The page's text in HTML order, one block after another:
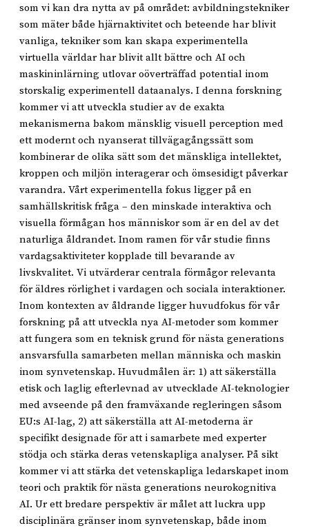
som vi kan dra nytta av på området: avbildningstekniker
som mäter både hjärnaktivitet och beteende har blivit
vanliga, tekniker som kan skapa experimentella
virtuella världar har blivit allt bättre och AI och
maskininlärning utlovar oöverträffad potential inom
storskalig experimentell dataanalys. I denna forskning
kommer vi att utveckla studier av de exakta
mekanismerna bakom mänsklig visuell perception med
ett modernt och nyanserat tillvägagångssätt som
kombinerar de olika sätt som det mänskliga intellektet,
kroppen och miljön interagerar och ömsesidigt påverkar
varandra. Vårt experimentella fokus ligger på en
samhällskritisk fråga – den minskade interaktiva och
visuella förmågan hos människor som är en del av det
naturliga åldrandet. Inom ramen för vår studie finns
vardagsaktiviteter kopplade till bevarande av
livskvalitet. Vi utvärderar centrala förmågor relevanta
för äldres rörlighet i vardagen och sociala interaktioner.
Inom kontexten av åldrande ligger huvudfokus för vår
forskning på att utveckla nya AI-metoder som kommer
att fungera som en teknisk grund för nästa generations
ansvarsfulla samarbeten mellan människa och maskin
inom synvetenskap. Huvudmålen är: 1) att säkerställa
etisk och laglig efterlevnad av utvecklade AI-teknologier
med avseende på den framväxande regleringen såsom
EU:s AI-lag, 2) att säkerställa att AI-metoderna är
specifikt designade för att i samarbete med experter
stödja och stärka deras vetenskapliga analyser. På sikt
kommer vi att stärka det vetenskapliga ledarskapet inom
teori och praktik för nästa generations neurokognitiva
AI. Ur ett bredare perspektiv är målet att luckra upp
disciplinära gränser inom synvetenskap, både inom